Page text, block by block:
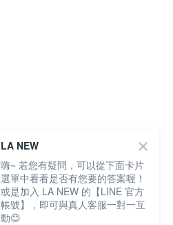
LA NEW
嗨~ 若您有疑問，可以從下面卡片
選單中看看是否有您要的答案喔！
或是加入 LA NEW 的【LINE 官方
帳號】，即可與真人客服一對一互
動😊